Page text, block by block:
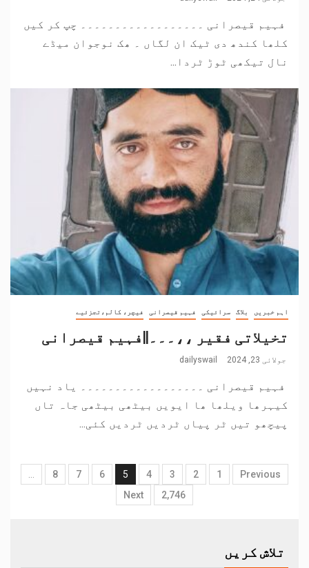
فہیم قیصرانی ۔۔۔۔۔۔۔۔۔۔۔۔۔۔۔۔۔۔ چپ کر کیں
کلھا کندھ دی ٹیک ان لگاں ۔ ھک نوجوان میڈے
نال تیکھی ٹوڑ ٹردا...
اہم خبریں بلاگ سرائیکی فہیم قیصرانی فیچر، کالم،تجزئیے
تخیلاتی فقیر ،،۔۔۔||فہیم قیصرانی
جولائی 23, 2024 dailyswail
فہیم قیصرانی ۔۔۔۔۔۔۔۔۔۔۔۔۔۔۔۔۔۔ یاد نہیں
کیہرھا ویلھا ھا ایویں بیٹھی بیٹھی جاہ تاں
پیچھو تیں ٹر پیاں ٹردیں ٹردیں کئی...
Previous
1
2
3
4
5
6
7
8
…
2,746
Next
تلاش کریں